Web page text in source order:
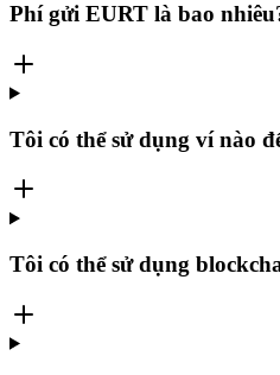
Phí gửi EURT là bao
Tôi có thể sử dụng ví nào
Tôi có thể sử dụng